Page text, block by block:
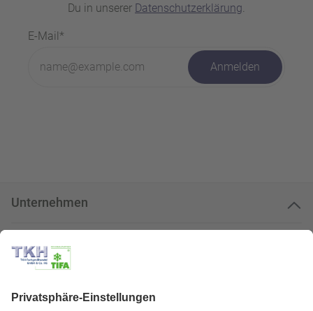
Du in unserer Datenschutzerklärung.
E-Mail*
Anmelden
Unternehmen
Kundenservice